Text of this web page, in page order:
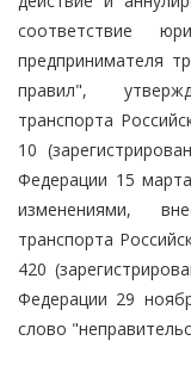
соответствие
предпринимателя
правил",
транспорта
10
Федерации 15
изменениями,
транспорта
420
Федерации 29
слово